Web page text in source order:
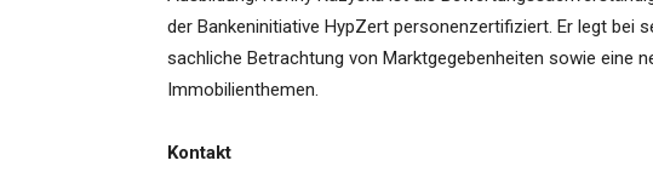
der Bankeninitiative HypZert personenzertifiziert. Er legt bei
sachliche Betrachtung von Marktgegebenheiten sowie eine
Immobilienthemen.
Kontakt